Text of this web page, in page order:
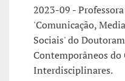
2023-09 -
'Comunicação,
Sociais' do
Contemporâneos do
Interdisciplinares.